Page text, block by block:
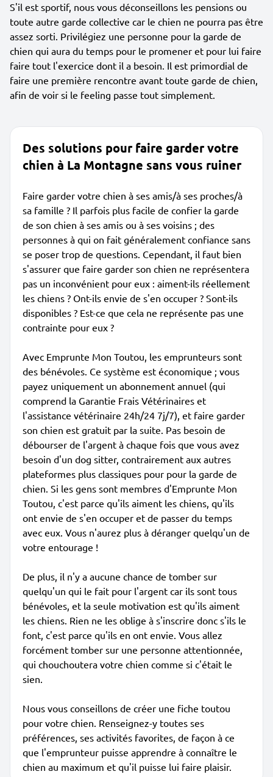
S'il est sportif, nous vous déconseillons les pensions ou
toute autre garde collective car le chien ne pourra pas être
assez sorti. Privilégiez une personne pour la garde de
chien qui aura du temps pour le promener et pour lui faire
faire tout l'exercice dont il a besoin. Il est primordial de
faire une première rencontre avant toute garde de chien,
afin de voir si le feeling passe tout simplement.
Des solutions pour faire garder votre
chien à La Montagne sans vous ruiner
Faire garder votre chien à ses amis/à ses proches/à
sa famille ? Il parfois plus facile de confier la garde
de son chien à ses amis ou à ses voisins ; des
personnes à qui on fait généralement confiance sans
se poser trop de questions. Cependant, il faut bien
s'assurer que faire garder son chien ne représentera
pas un inconvénient pour eux : aiment-ils réellement
les chiens ? Ont-ils envie de s'en occuper ? Sont-ils
disponibles ? Est-ce que cela ne représente pas une
contrainte pour eux ?
Avec Emprunte Mon Toutou, les emprunteurs sont
des bénévoles. Ce système est économique ; vous
payez uniquement un abonnement annuel (qui
comprend la Garantie Frais Vétérinaires et
l'assistance vétérinaire 24h/24 7j/7), et faire garder
son chien est gratuit par la suite. Pas besoin de
débourser de l'argent à chaque fois que vous avez
besoin d'un dog sitter, contrairement aux autres
plateformes plus classiques pour pour la garde de
chien. Si les gens sont membres d'Emprunte Mon
Toutou, c'est parce qu'ils aiment les chiens, qu'ils
ont envie de s'en occuper et de passer du temps
avec eux. Vous n'aurez plus à déranger quelqu'un de
votre entourage !
De plus, il n'y a aucune chance de tomber sur
quelqu'un qui le fait pour l'argent car ils sont tous
bénévoles, et la seule motivation est qu'ils aiment
les chiens. Rien ne les oblige à s'inscrire donc s'ils le
font, c'est parce qu'ils en ont envie. Vous allez
forcément tomber sur une personne attentionnée,
qui chouchoutera votre chien comme si c'était le
sien.
Nous vous conseillons de créer une fiche toutou
pour votre chien. Renseignez-y toutes ses
préférences, ses activités favorites, de façon à ce
que l'emprunteur puisse apprendre à connaître le
chien au maximum et qu'il puisse lui faire plaisir.